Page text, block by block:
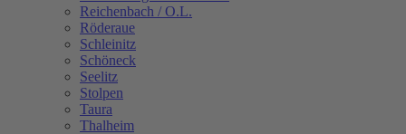
Reichenbach / O.L.
Röderaue
Schleinitz
Schöneck
Seelitz
Stolpen
Taura
Thalheim